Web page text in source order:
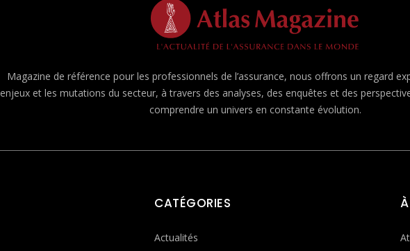
Magazine de référence pour les professionnels de l’assurance, nous offrons un regard
enjeux et les mutations du secteur, à travers des analyses, des enquêtes et des
comprendre un univers en constante évolution.
CATÉGORIES
Actualités